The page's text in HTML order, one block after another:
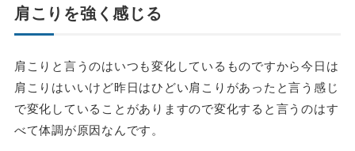
肩こりを強く感じる
肩こりと言うのはいつも変化しているものですから今日は
肩こりはいいけど昨日はひどい肩こりがあったと言う感じ
で変化していることがありますので変化すると言うのはす
べて体調が原因なんです。